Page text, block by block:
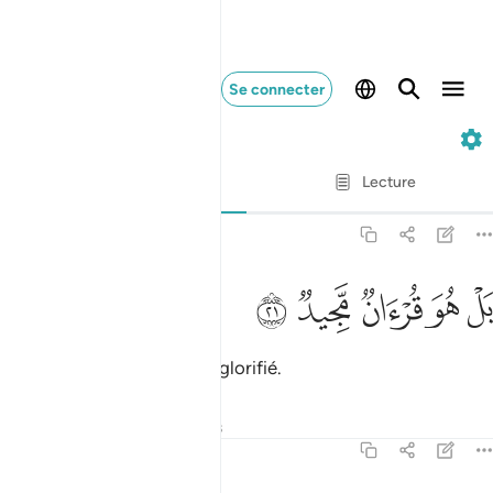
Se connecter
Lecture
: Muhammad Hamidullah
بل هو قران مجيد ٢١
بَلْ هُوَ قُرْءَانٌۭ مَّجِيدٌۭ ٢١
ﳇﳈﳉﳊ ﳋ
Mais c’est plutôt un Coran glorifié.
Réflexions